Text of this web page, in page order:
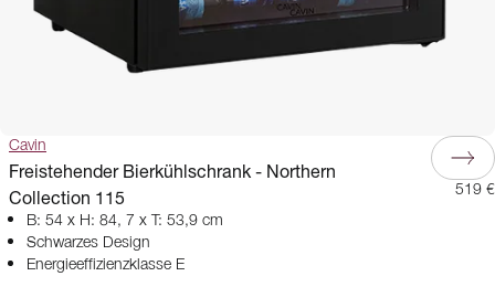
Cavin
Freistehender Bierkühlschrank - Northern
Collection 115
B: 54 x H: 84, 7 x T: 53,9 cm
Schwarzes Design
Energieeffizienzklasse E
519 €